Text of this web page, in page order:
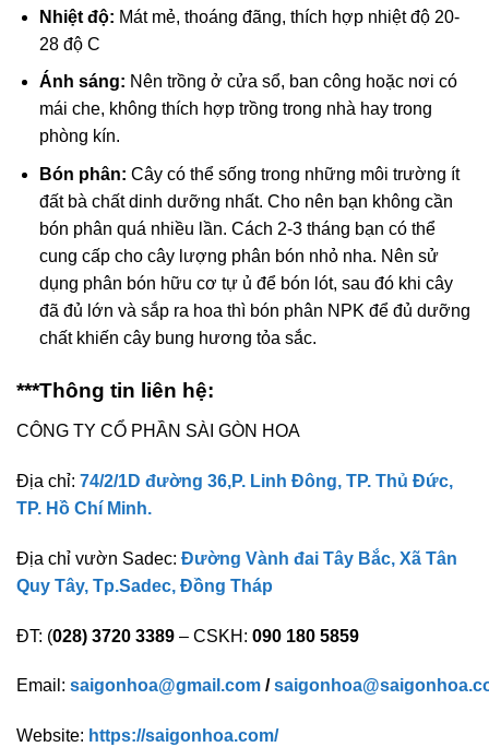
Nhiệt độ: Mát mẻ, thoáng đãng, thích hợp nhiệt độ 20-
28 độ C
Ánh sáng: Nên trồng ở cửa sổ, ban công hoặc nơi có
mái che, không thích hợp trồng trong nhà hay trong
phòng kín.
Bón phân: Cây có thể sống trong những môi trường ít
đất bà chất dinh dưỡng nhất. Cho nên bạn không cần
bón phân quá nhiều lần. Cách 2-3 tháng bạn có thể
cung cấp cho cây lượng phân bón nhỏ nha. Nên sử
dụng phân bón hữu cơ tự ủ để bón lót, sau đó khi cây
đã đủ lớn và sắp ra hoa thì bón phân NPK để đủ dưỡng
chất khiến cây bung hương tỏa sắc.
***Thông tin liên hệ:
CÔNG TY CỔ PHẦN SÀI GÒN HOA
Địa chỉ: 74/2/1D đường 36,P. Linh Đông, TP. Thủ Đức,
TP. Hồ Chí Minh.
Địa chỉ vườn Sadec: Đường Vành đai Tây Bắc, Xã Tân
Quy Tây, Tp.Sadec, Đồng Tháp
ĐT: (028) 3720 3389 – CSKH: 090 180 5859
Email: saigonhoa@gmail.com /
Website: https://saigonhoa.com/